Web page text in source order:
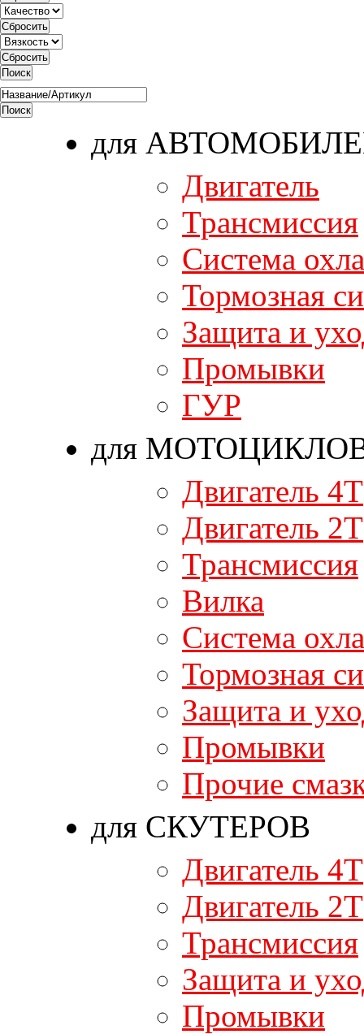
для
Двигатель
Трансмиссия
Система
Тормозная
Защита и
Промывки
ГУР
для
Двигатель 4T
Двигатель 2T
Трансмиссия
Вилка
Система
Тормозная
Защита и
Промывки
Прочие
для СКУТЕРОВ
Двигатель 4T
Двигатель 2T
Трансмиссия
Защита и
Промывки